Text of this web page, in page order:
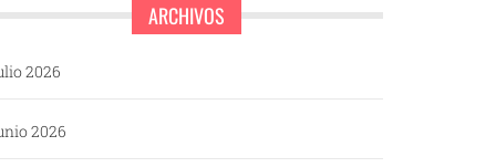
ARCHIVOS
2026
2026